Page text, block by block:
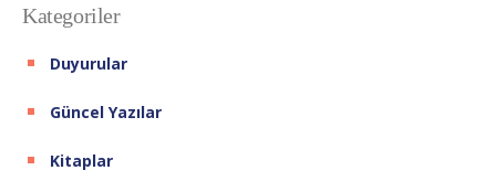
Kategoriler
Duyurular
Güncel Yazılar
Kitaplar